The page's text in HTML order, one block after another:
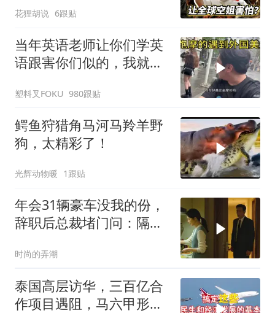
花狸胡说 6跟贴
当年英语老师让你们学英
语跟害你们似的，我就是
塑料叉FOKU 980跟贴
鳄鱼狩猎角马河马羚羊野
狗，太精彩了！
光辉动物暖 1跟贴
年会31辆豪车没我的份，
辞职后总裁堵门问：隔壁
时尚的弄潮
泰国高层访华，三百亿合
作项目遇阻，马六甲形势